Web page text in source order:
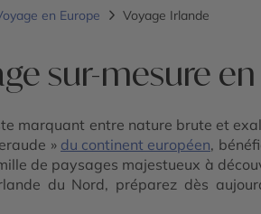
en Europe Voyage Irlande
sur-mesure
marquant entre nature brute et
» du continent européen,
de paysages majestueux à
du Nord, préparez dès
ensemble un voyage sur-mesure